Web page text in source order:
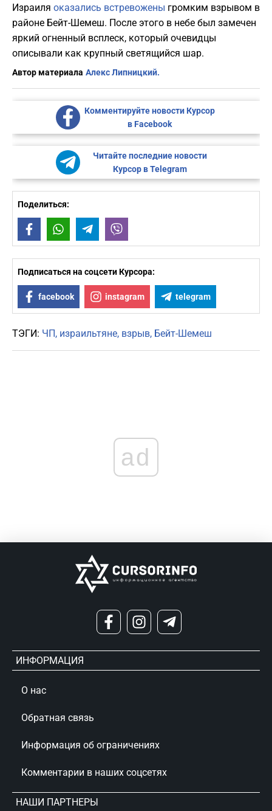
Израиля оказались встревожены громким взрывом в
районе Бейт-Шемеш. После этого в небе был замечен
яркий огненный всплеск, который очевидцы
описывали как крупный светящийся шар.
Автор материала Алекс Липницкий.
Комментируйте новости Курсор
в Facebook
Читайте последние новости
Курсор в Telegram
Поделиться:
FacebookWhatsAppTelegram
Подписаться на соцсети Курсора:
facebook instagram telegram
ТЭГИ: ЧП израильтяне взрыв Бейт-Шемеш
ad
ИНФОРМАЦИЯ
О нас
Обратная связь
Информация об ограничениях
Комментарии в наших соцсетях
НАШИ ПАРТНЕРЫ